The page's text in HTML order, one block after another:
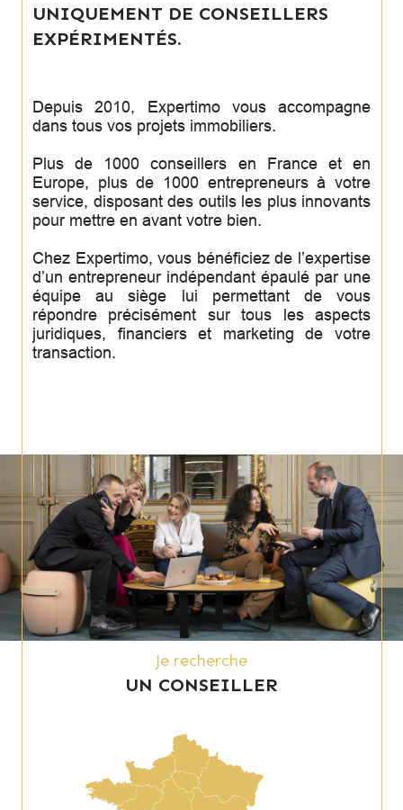
UNIQUEMENT DE CONSEILLERS
EXPÉRIMENTÉS.
Depuis 2010, Expertimo vous accompagne
dans tous vos projets immobiliers.
Plus de 1000 conseillers en France et en
Europe, plus de 1000 entrepreneurs à votre
service, disposant des outils les plus innovants
pour mettre en avant votre bien.
Chez Expertimo, vous bénéficiez de l’expertise
d’un entrepreneur indépendant épaulé par une
équipe au siège lui permettant de vous
répondre précisément sur tous les aspects
juridiques, financiers et marketing de votre
transaction.
Je recherche
UN CONSEILLER